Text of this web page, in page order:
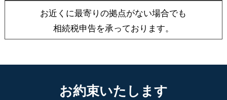
お近くに最寄りの拠点がない場合でも
相続税申告を承っております。
お約束いたします